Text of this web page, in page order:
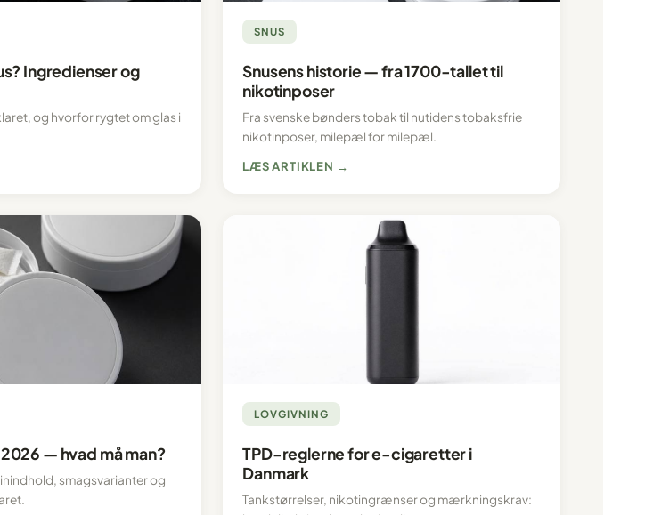
Ingredienser og
og hvorfor rygtet om glas i
SNUS
Snusens historie — fra 1700-tallet til
nikotinposer
Fra svenske bønders tobak til nutidens tobaksfrie
nikotinposer, milepæl for milepæl.
LÆS ARTIKLEN →
— hvad må man?
smagsvarianter og
LOVGIVNING
TPD-reglerne for e-cigaretter i
Danmark
Tankstørrelser, nikotingrænser og mærkningskrav: